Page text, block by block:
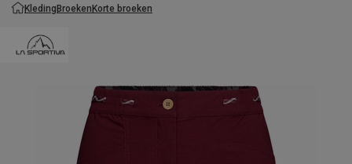
KledingBroekenKorte broeken